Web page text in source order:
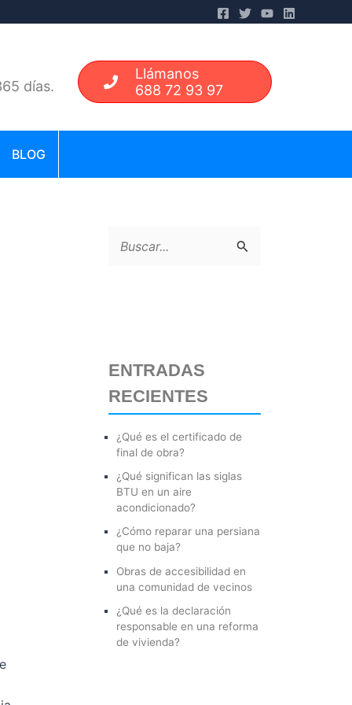
días.
Llámanos
688 72 93 97
BLOG
r
p
ENTRADAS
RECIENTES
¿Qué es el certificado de
final de obra?
¿Qué significan las siglas
BTU en un aire
acondicionado?
¿Cómo reparar una persiana
que no baja?
Obras de accesibilidad en
una comunidad de vecinos
¿Qué es la declaración
responsable en una reforma
de vivienda?